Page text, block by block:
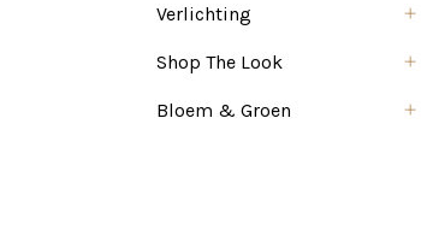
Verlichting
Shop The Look
Bloem & Groen